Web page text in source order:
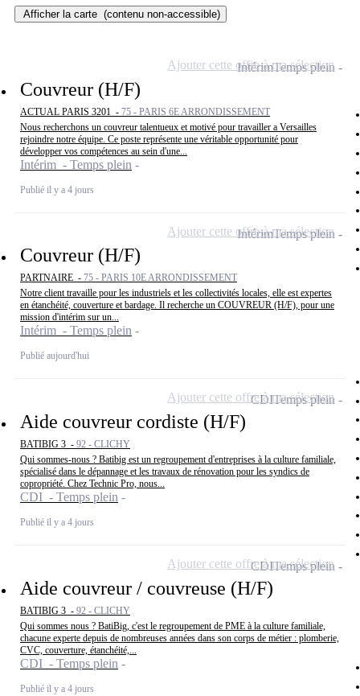
Afficher la carte (contenu non-accessible)
Couvreur (H/F)
ACTUAL PARIS 3201 - 75 - PARIS 6E ARRONDISSEMENT
Nous recherchons un couvreur talentueux et motivé pour travailler a Versailles
rejoindre notre équipe. Ce poste représente une véritable opportunité pour
développer vos compétences au sein d'une...
Intérim - Temps plein
Publié il y a 4 jours
IntérimTemps plein
Ajouter cette offre à ma sélection
Couvreur (H/F)
PARTNAIRE - 75 - PARIS 10E ARRONDISSEMENT
Notre client travaille pour les industriels et les collectivités locales, elle est expertes
en étanchéité, couverture et bardage. Il recherche un COUVREUR (H/F), pour une
mission d'intérim sur un...
Intérim - Temps plein
Publié aujourd'hui
IntérimTemps plein
Ajouter cette offre à ma sélection
Aide couvreur cordiste (H/F)
BATIBIG 3 - 92 - CLICHY
Qui sommes-nous ? Batibig est un regroupement d'entreprises à la culture familiale,
spécialisé dans le dépannage et les travaux de rénovation pour les syndics de
copropriété. Chez Technic Pro, nous...
CDI - Temps plein
Publié il y a 4 jours
CDITemps plein
Ajouter cette offre à ma sélection
Aide couvreur / couvreuse (H/F)
BATIBIG 3 - 92 - CLICHY
Qui sommes nous ? BatiBig, c'est le regroupement de PME à la culture familiale,
chacune experte depuis de nombreuses années dans son corps de métier : plomberie,
CVC, couverture, étanchéité,...
CDI - Temps plein
Publié il y a 4 jours
CDITemps plein
Ajouter cette offre à ma sélection